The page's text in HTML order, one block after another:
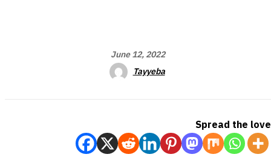
June 12, 2022
Tayyeba
Spread the love